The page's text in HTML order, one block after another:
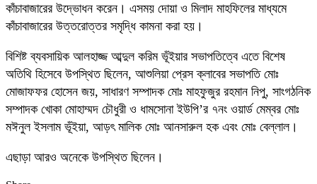
কাঁচাবাজারের উদ্ভোধন করেন। এসময় দোয়া ও মিলাদ মাহফিলের মাধ্যমে
কাঁচাবাজারের উত্তরোত্তর সমৃদ্ধি কামনা করা হয়।
বিশিষ্ট ব্যবসায়িক আলহাজ্জ আব্দুল করিম ভূঁইয়ার সভাপতিত্বে এতে বিশেষ
অতিথি হিসেবে উপস্থিত ছিলেন, আশুলিয়া প্রেস ক্লাবের সভাপতি মোঃ
মোজাফফর হোসেন জয়, সাধারণ সম্পাদক মোঃ মাহফুজুর রহমান নিপু, সাংগঠনিক
সম্পাদক খোকা মোহাম্মদ চৌধুরী ও ধামসোনা ইউপি’র ৭নং ওয়ার্ড মেম্বর মোঃ
মঈনুল ইসলাম ভূঁইয়া, আড়ৎ মালিক মোঃ আনসারুল হক এবং মোঃ বেল্লাল।
এছাড়া আরও অনেকে উপস্থিত ছিলেন।